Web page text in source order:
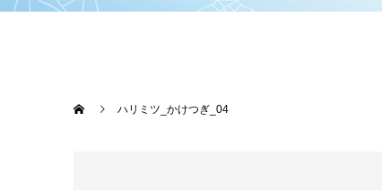
ハリミツ_かけつぎ_04